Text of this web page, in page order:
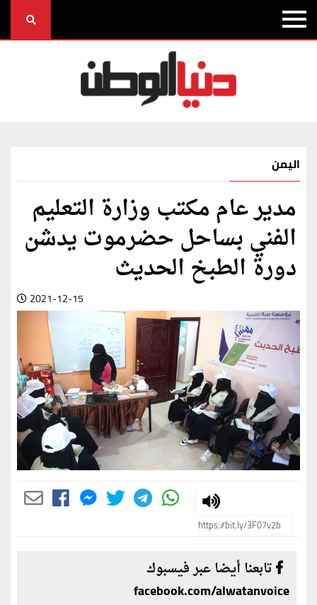
اليمن
مدير عام مكتب وزارة التعليم
الفني بساحل حضرموت يدشن
دورة الطبخ الحديث
2021-12-15
تابعنا أيضا عبر فيسبوك
facebook.com/alwatanvoice